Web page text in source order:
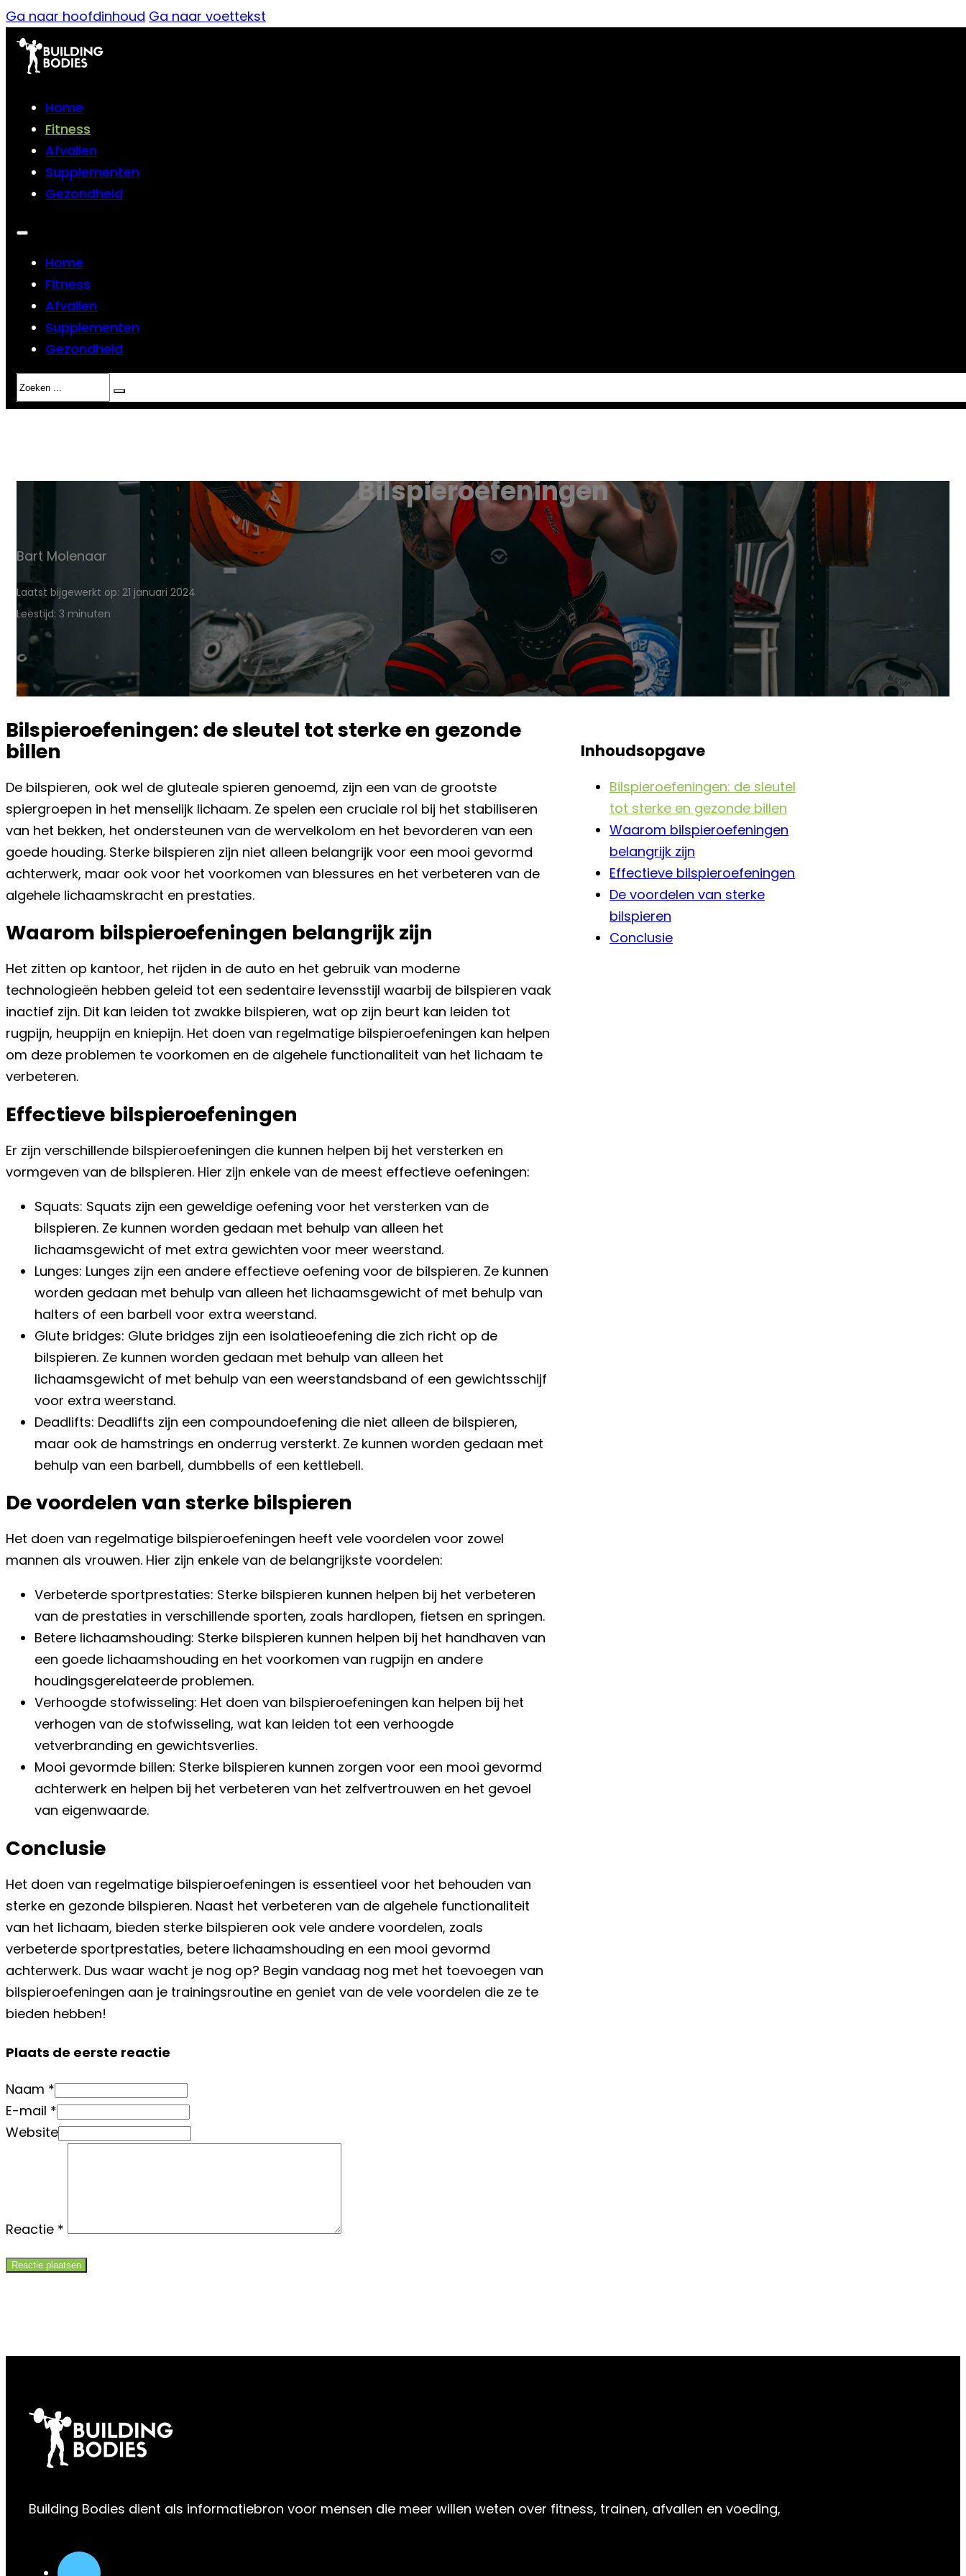
Ga naar hoofdinhoud Ga naar voettekst
Home
Fitness
Afvallen
Supplementen
Gezondheid
Home
Fitness
Afvallen
Supplementen
Gezondheid
Zoeken
Bilspieroefeningen
Bart Molenaar
Laatst bijgewerkt op: 21 januari 2024
Leestijd: 3 minuten
Bilspieroefeningen: de sleutel tot sterke en gezonde
billen
De bilspieren, ook wel de gluteale spieren genoemd, zijn een van de grootste
spiergroepen in het menselijk lichaam. Ze spelen een cruciale rol bij het stabiliseren
van het bekken, het ondersteunen van de wervelkolom en het bevorderen van een
goede houding. Sterke bilspieren zijn niet alleen belangrijk voor een mooi gevormd
achterwerk, maar ook voor het voorkomen van blessures en het verbeteren van de
algehele lichaamskracht en prestaties.
Waarom bilspieroefeningen belangrijk zijn
Het zitten op kantoor, het rijden in de auto en het gebruik van moderne
technologieën hebben geleid tot een sedentaire levensstijl waarbij de bilspieren vaak
inactief zijn. Dit kan leiden tot zwakke bilspieren, wat op zijn beurt kan leiden tot
rugpijn, heuppijn en kniepijn. Het doen van regelmatige bilspieroefeningen kan helpen
om deze problemen te voorkomen en de algehele functionaliteit van het lichaam te
verbeteren.
Effectieve bilspieroefeningen
Er zijn verschillende bilspieroefeningen die kunnen helpen bij het versterken en
vormgeven van de bilspieren. Hier zijn enkele van de meest effectieve oefeningen:
Squats: Squats zijn een geweldige oefening voor het versterken van de
bilspieren. Ze kunnen worden gedaan met behulp van alleen het
lichaamsgewicht of met extra gewichten voor meer weerstand.
Lunges: Lunges zijn een andere effectieve oefening voor de bilspieren. Ze kunnen
worden gedaan met behulp van alleen het lichaamsgewicht of met behulp van
halters of een barbell voor extra weerstand.
Glute bridges: Glute bridges zijn een isolatieoefening die zich richt op de
bilspieren. Ze kunnen worden gedaan met behulp van alleen het
lichaamsgewicht of met behulp van een weerstandsband of een gewichtsschijf
voor extra weerstand.
Deadlifts: Deadlifts zijn een compoundoefening die niet alleen de bilspieren,
maar ook de hamstrings en onderrug versterkt. Ze kunnen worden gedaan met
behulp van een barbell, dumbbells of een kettlebell.
De voordelen van sterke bilspieren
Het doen van regelmatige bilspieroefeningen heeft vele voordelen voor zowel
mannen als vrouwen. Hier zijn enkele van de belangrijkste voordelen:
Verbeterde sportprestaties: Sterke bilspieren kunnen helpen bij het verbeteren
van de prestaties in verschillende sporten, zoals hardlopen, fietsen en springen.
Betere lichaamshouding: Sterke bilspieren kunnen helpen bij het handhaven van
een goede lichaamshouding en het voorkomen van rugpijn en andere
houdingsgerelateerde problemen.
Verhoogde stofwisseling: Het doen van bilspieroefeningen kan helpen bij het
verhogen van de stofwisseling, wat kan leiden tot een verhoogde
vetverbranding en gewichtsverlies.
Mooi gevormde billen: Sterke bilspieren kunnen zorgen voor een mooi gevormd
achterwerk en helpen bij het verbeteren van het zelfvertrouwen en het gevoel
van eigenwaarde.
Conclusie
Het doen van regelmatige bilspieroefeningen is essentieel voor het behouden van
sterke en gezonde bilspieren. Naast het verbeteren van de algehele functionaliteit
van het lichaam, bieden sterke bilspieren ook vele andere voordelen, zoals
verbeterde sportprestaties, betere lichaamshouding en een mooi gevormd
achterwerk. Dus waar wacht je nog op? Begin vandaag nog met het toevoegen van
bilspieroefeningen aan je trainingsroutine en geniet van de vele voordelen die ze te
bieden hebben!
Plaats de eerste reactie
Naam *
E-mail *
Website
Reactie *
Inhoudsopgave
Bilspieroefeningen: de sleutel
tot sterke en gezonde billen
Waarom bilspieroefeningen
belangrijk zijn
Effectieve bilspieroefeningen
De voordelen van sterke
bilspieren
Conclusie
Building Bodies dient als informatiebron voor mensen die meer willen weten over fitness, trainen, afvallen en voeding,